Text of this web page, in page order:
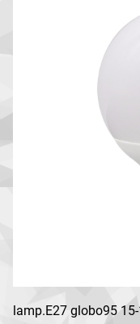
lamp.E27 globo95